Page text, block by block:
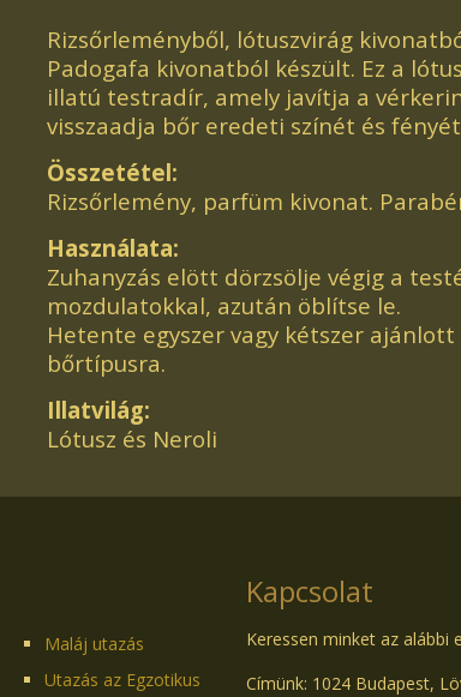
Rizsőrleményből, lótuszvirág
Padogafa kivonatból készült. Ez a
illatú testradír, amely javítja a
visszaadja bőr eredeti színét és
Összetétel:
Rizsőrlemény, parfüm kivonat.
Használata:
Zuhanyzás elött dörzsölje végig a
mozdulatokkal, azután öblítse le.
Hetente egyszer vagy kétszer
bőrtípusra.
Illatvilág:
Lótusz és Neroli
Maláj utazás
Utazás az Egzotikus
Kapcsolat
Keressen minket az alábbi
Címünk: 1024 Budapest,